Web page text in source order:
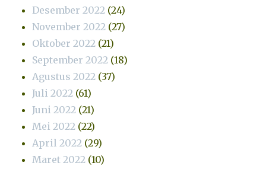
Desember 2022 (24)
November 2022 (27)
Oktober 2022 (21)
September 2022 (18)
Agustus 2022 (37)
Juli 2022 (61)
Juni 2022 (21)
Mei 2022 (22)
April 2022 (29)
Maret 2022 (10)